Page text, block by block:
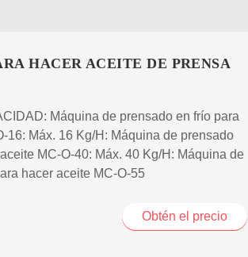
HACER ACEITE DE PRENSA
Máquina de prensado en frío para
16: Máx. 16 Kg/H: Máquina de prensado
MC-O-40: Máx. 40 Kg/H: Máquina de
hacer aceite MC-O-55
Obtén el precio